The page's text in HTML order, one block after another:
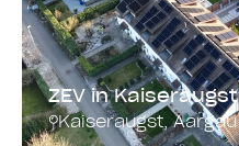
ZEV in Kaiseraugst
Kaiseraugst,Aargau